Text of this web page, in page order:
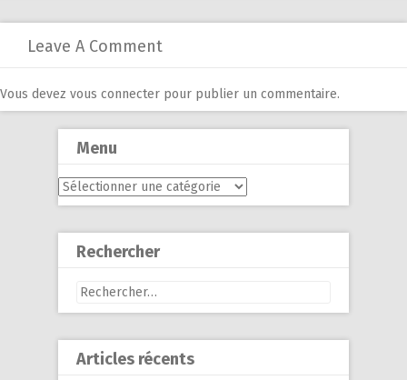
Leave A Comment
Vous devez vous connecter pour publier un commentaire.
Menu
Menu
Rechercher
Rechercher :
Articles récents